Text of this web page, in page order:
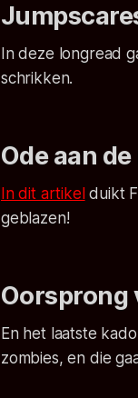
In deze longread
schrikken.
Ode aan
In dit artikel duikt
geblazen!
Oorsprong
En het laatste kado
zombies, en die